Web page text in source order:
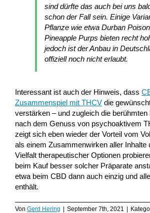
sind dürfte das auch bei uns
schon der Fall sein. Einige
Pflanze wie etwa Durban
Pineapple Purps bieten recht
jedoch ist der Anbau in
offiziell noch nicht erlaubt.
Interessant ist auch der Hinweis, dass
Zusammenspiel mit THCV die
verstärken – und zugleich die
nach dem Genuss von psychoaktivem
zeigt sich eben wieder der Vorteil vom
als einem Zusammenwirken aller Inhalte
Vielfalt therapeutischer Optionen
beim Kauf besser solcher Präparate
etwa beim CBD dann auch einzig und
enthält.
Von Gerd Hering | September 7th, 2021 |